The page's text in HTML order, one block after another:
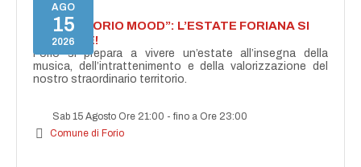
AGO
15
2026
NASCE “FORIO MOOD”: L’ESTATE FORIANA SI
ACCENDE!
Forio si prepara a vivere un’estate all’insegna della
musica, dell’intrattenimento e della valorizzazione del
nostro straordinario territorio.
Sab 15 Agosto Ore 21:00 -fino a Ore 23:00
Comune di Forio